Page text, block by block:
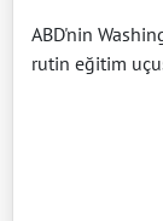
ABD'nin
rutin eğitim